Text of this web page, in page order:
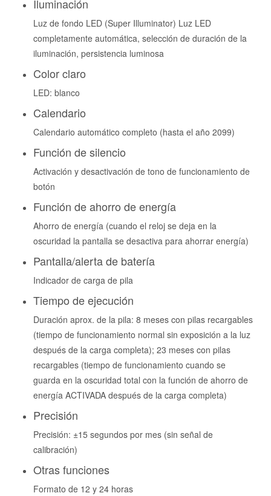
Iluminación
Luz de fondo LED (Super Illuminator) Luz LED
completamente automática, selección de duración de la
iluminación, persistencia luminosa
Color claro
LED: blanco
Calendario
Calendario automático completo (hasta el año 2099)
Función de silencio
Activación y desactivación de tono de funcionamiento de
botón
Función de ahorro de energía
Ahorro de energía (cuando el reloj se deja en la
oscuridad la pantalla se desactiva para ahorrar energía)
Pantalla/alerta de batería
Indicador de carga de pila
Tiempo de ejecución
Duración aprox. de la pila: 8 meses con pilas recargables
(tiempo de funcionamiento normal sin exposición a la luz
después de la carga completa); 23 meses con pilas
recargables (tiempo de funcionamiento cuando se
guarda en la oscuridad total con la función de ahorro de
energía ACTIVADA después de la carga completa)
Precisión
Precisión: ±15 segundos por mes (sin señal de
calibración)
Otras funciones
Formato de 12 y 24 horas